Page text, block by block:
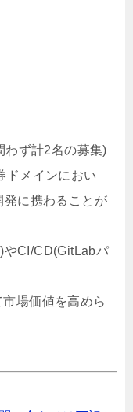
わず計2名の募集)
ドメインにおい
発に携わることが
やCI/CD(GitLabパ
場価値を高めら